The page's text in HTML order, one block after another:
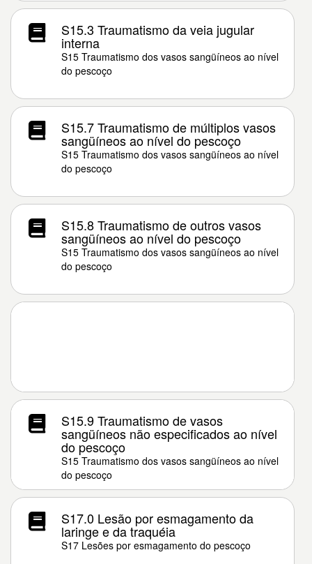
S15.3 Traumatismo da veia jugular
interna
S15 Traumatismo dos vasos sangüíneos ao nível
do pescoço
S15.7 Traumatismo de múltiplos vasos
sangüíneos ao nível do pescoço
S15 Traumatismo dos vasos sangüíneos ao nível
do pescoço
S15.8 Traumatismo de outros vasos
sangüíneos ao nível do pescoço
S15 Traumatismo dos vasos sangüíneos ao nível
do pescoço
S15.9 Traumatismo de vasos
sangüíneos não especificados ao nível
do pescoço
S15 Traumatismo dos vasos sangüíneos ao nível
do pescoço
S17.0 Lesão por esmagamento da
laringe e da traquéia
S17 Lesões por esmagamento do pescoço